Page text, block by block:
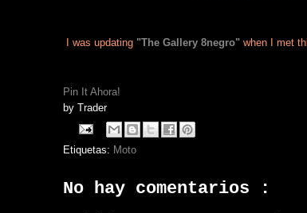
I was updating "The Gallery 8negro" when I met
Pin It Ahora!
by Trader
Etiquetas: Moto
No hay comentarios :